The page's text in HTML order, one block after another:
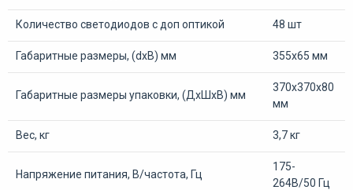
Количество светодиодов с доп оптикой 48 шт
Габаритные размеры, (dхВ) мм 355х65 мм
Габаритные размеры упаковки, (ДхШхВ) мм
370х370х80
мм
Вес, кг 3,7 кг
Напряжение питания, В/частота, Гц
175-
264В/50 Гц